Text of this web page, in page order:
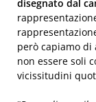
disegnato dal
però capiamo
non essere soli
vicissitudini